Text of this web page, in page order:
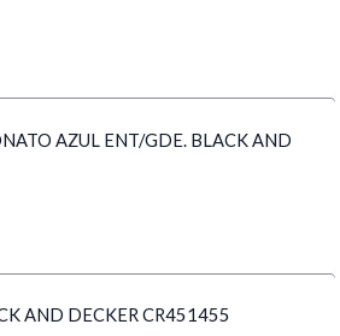
AZUL ENT/GDE. BLACK AND
AND DECKER CR451455